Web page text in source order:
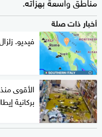
أخبار ذات صلة
فيديو. زلزال بدرجة 4.7
بركانية